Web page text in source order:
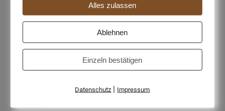
Auf dem Anmeldeformular bis 08.11.2026
Begleichung der kompletten Kursgebühr. Bei
Es kann jedoch gerne ein Ersatzteilnehmer gestellt
werden.
Alles zulassen
Ablehnen
Einzeln bestätigen
Datenschutz | Impressum